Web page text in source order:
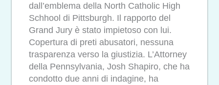
dall’emblema della North Catholic High
Schhool di Pittsburgh. Il rapporto del
Grand Jury è stato impietoso con lui.
Copertura di preti abusatori, nessuna
trasparenza verso la giustizia. L’Attorney
della Pennsylvania, Josh Shapiro, che ha
condotto due anni di indagine, ha